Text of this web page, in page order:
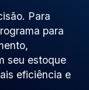
Para
para
seu estoque
eficiência e